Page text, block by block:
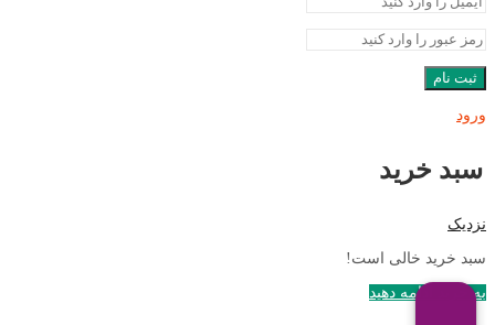
ثبت نام
ورود
سبد خرید
نزدیک
سبد خرید خالی است!
به خرید ادامه دهید